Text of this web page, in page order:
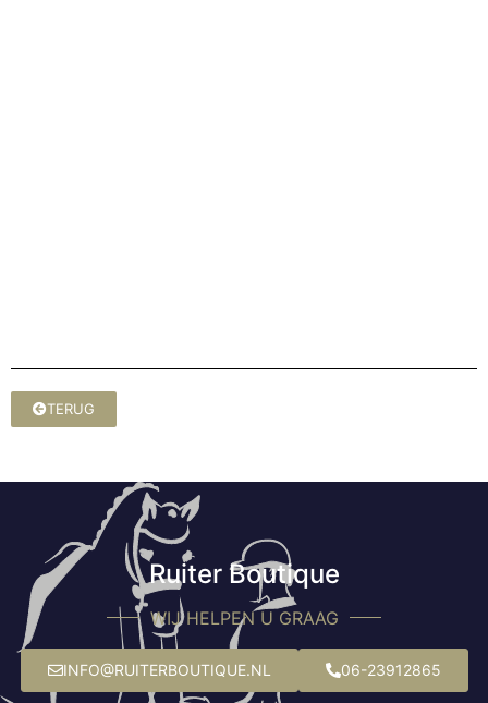
TERUG
Ruiter Boutique
WIJ HELPEN U GRAAG
INFO@RUITERBOUTIQUE.NL 06-23912865